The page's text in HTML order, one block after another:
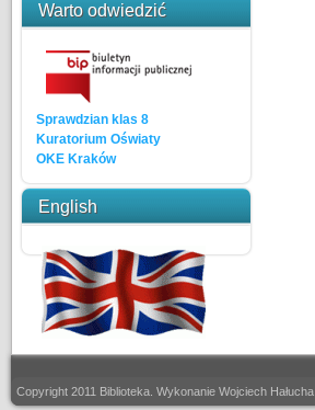
Warto odwiedzić
Sprawdzian klas 8
Kuratorium Oświaty
OKE Kraków
English
Copyright 2011 Biblioteka. Wykonanie Wojciech Hałucha